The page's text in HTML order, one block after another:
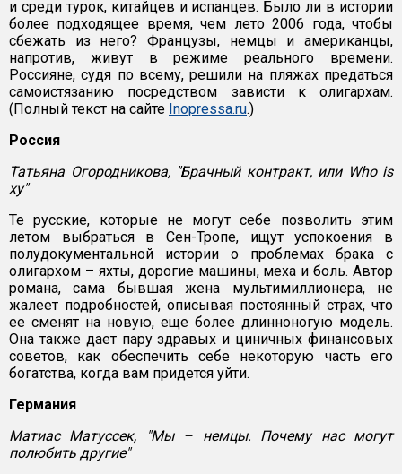
и среди турок, китайцев и испанцев. Было ли в истории
более подходящее время, чем лето 2006 года, чтобы
сбежать из него? Французы, немцы и американцы,
напротив, живут в режиме реального времени.
Россияне, судя по всему, решили на пляжах предаться
самоистязанию посредством зависти к олигархам.
(Полный текст на сайте Inopressa.ru.)
Россия
Татьяна Огородникова, "Брачный контракт, или Who is
ху"
Те русские, которые не могут себе позволить этим
летом выбраться в Сен-Тропе, ищут успокоения в
полудокументальной истории о проблемах брака с
олигархом – яхты, дорогие машины, меха и боль. Автор
романа, сама бывшая жена мультимиллионера, не
жалеет подробностей, описывая постоянный страх, что
ее сменят на новую, еще более длинноногую модель.
Она также дает пару здравых и циничных финансовых
советов, как обеспечить себе некоторую часть его
богатства, когда вам придется уйти.
Германия
Матиас Матуссек, "Мы – немцы. Почему нас могут
полюбить другие"